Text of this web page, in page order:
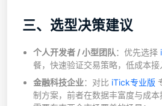
三、选型决策建议
个人开发者 / 小型团队：优先选择
餐，快速验证交易策略，低成本接
金融科技企业：对比 iTick专业版
制方案，前者在数据丰富度与成